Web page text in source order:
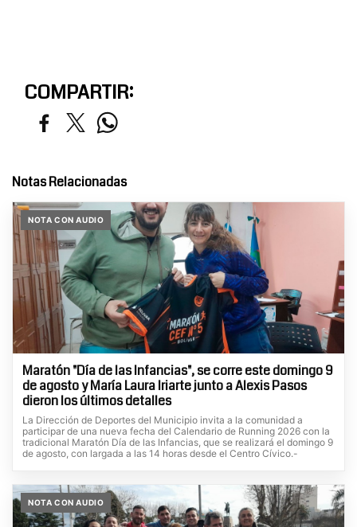
COMPARTIR:
Notas Relacionadas
NOTA CON AUDIO
Maratón "Día de las Infancias", se corre este domingo 9
de agosto y María Laura Iriarte junto a Alexis Pasos
dieron los últimos detalles
La Dirección de Deportes del Municipio invita a la comunidad a
participar de una nueva fecha del Calendario de Running 2026 con la
tradicional Maratón Día de las Infancias, que se realizará el domingo 9
de agosto, con largada a las 14 horas desde el Centro Cívico.-
NOTA CON AUDIO